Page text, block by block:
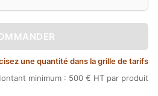
une quantité dans la grille de tarifs
minimum : 500 € HT par produit